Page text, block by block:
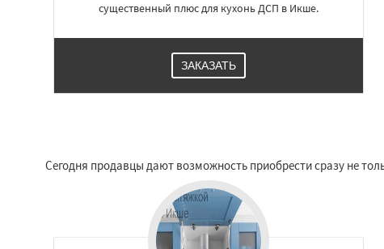
существенный плюс для кухонь ДСП в Икше.
ЗАКАЗАТЬ
Сегодня продавцы дают возможность приобрести сразу не